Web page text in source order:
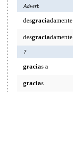
Adverb
desgraciadamente
desgraciadamente
?
gracias a
gracias